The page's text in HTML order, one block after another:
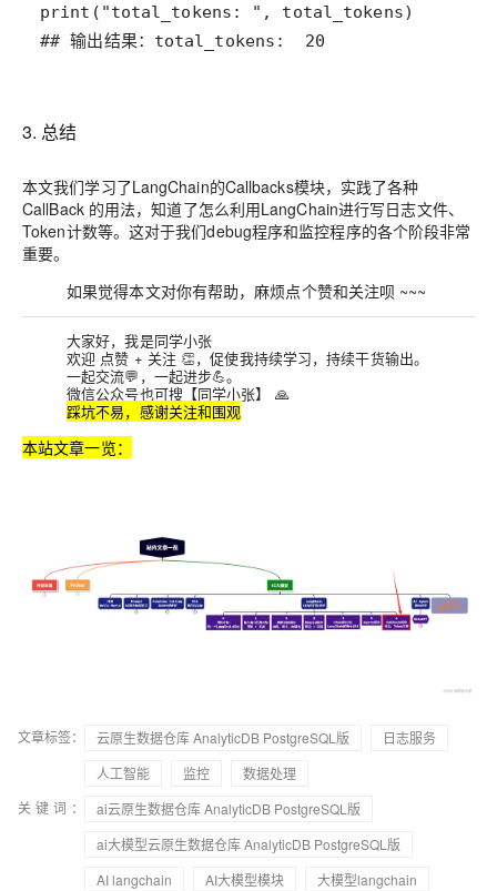
## 输出结果：total_tokens:  20
3. 总结
本文我们学习了LangChain的Callbacks模块，实践了各种
CallBack 的用法，知道了怎么利用LangChain进行写日志文件、
Token计数等。这对于我们debug程序和监控程序的各个阶段非常
重要。
如果觉得本文对你有帮助，麻烦点个赞和关注呗 ~~~
大家好，我是同学小张
欢迎 点赞 + 关注 👏，促使我持续学习，持续干货输出。
一起交流💬，一起进步💪。
微信公众号也可搜【同学小张】 🙏
踩坑不易，感谢关注和围观
本站文章一览：
文章标签： 云原生数据仓库 AnalyticDB PostgreSQL版
日志服务
人工智能
监控
数据处理
关键词：
ai云原生数据仓库 AnalyticDB PostgreSQL版
ai大模型云原生数据仓库 AnalyticDB PostgreSQL版
AI langchain
AI大模型模块
大模型langchain